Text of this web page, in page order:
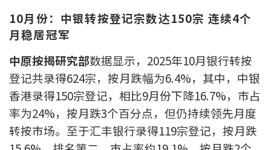
公司动态
按市新闻
统计数据库
按揭快趣智识
按揭智库
10月份：中银转按登记宗数达150宗 连续4个
月稳居冠军
中原按揭研究部数据显示，2025年10月银行转按
登记共录得624宗，按月跌幅为6.4%，其中，中银
香港录得150宗登记，相比9月份下降16.7%，市占
率为24%，按月跌3个百分点，但仍持续领先月度
转按市场。至于汇丰银行录得119宗登记，按月跌